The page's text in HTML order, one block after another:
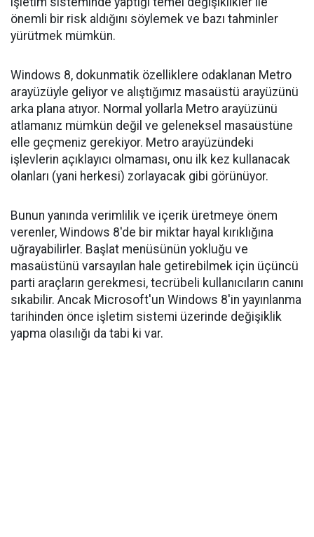
önemli bir risk aldığını söylemek ve bazı tahminler
yürütmek mümkün.
Windows 8, dokunmatik özelliklere odaklanan Metro
arayüzüyle geliyor ve alıştığımız masaüstü arayüzünü
arka plana atıyor. Normal yollarla Metro arayüzünü
atlamanız mümkün değil ve geleneksel masaüstüne
elle geçmeniz gerekiyor. Metro arayüzündeki
işlevlerin açıklayıcı olmaması, onu ilk kez kullanacak
olanları (yani herkesi) zorlayacak gibi görünüyor.
Bunun yanında verimlilik ve içerik üretmeye önem
verenler, Windows 8'de bir miktar hayal kırıklığına
uğrayabilirler. Başlat menüsünün yokluğu ve
masaüstünü varsayılan hale getirebilmek için üçüncü
parti araçların gerekmesi, tecrübeli kullanıcıların canını
sıkabilir. Ancak Microsoft'un Windows 8'in yayınlanma
tarihinden önce işletim sistemi üzerinde değişiklik
yapma olasılığı da tabi ki var.